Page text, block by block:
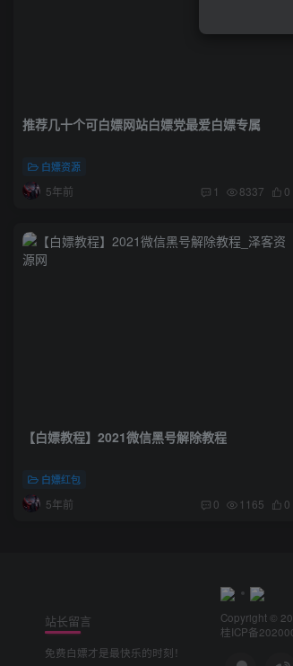
推荐几十个可白嫖网站白嫖党最爱白嫖专属
白嫖资源
5年前 1 8337 0
【白嫖教程】2021微信黑号解除教程
白嫖红包
5年前 0 1165 0
站长留言
免费白嫖才是最快乐的时刻！
Copyright ©
桂ICP备